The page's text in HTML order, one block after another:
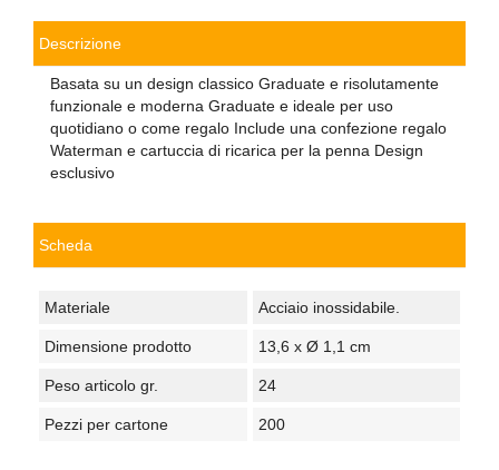
Descrizione
Basata su un design classico Graduate e risolutamente
funzionale e moderna Graduate e ideale per uso
quotidiano o come regalo Include una confezione regalo
Waterman e cartuccia di ricarica per la penna Design
esclusivo
Scheda
Materiale Acciaio inossidabile.
Dimensione prodotto 13,6 x Ø 1,1 cm
Peso articolo gr. 24
Pezzi per cartone 200